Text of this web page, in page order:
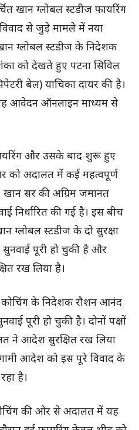
खान ग्लोबल स्टडीज फायरिंग
से जुड़े मामले में नया
ग्लोबल स्टडीज के निदेशक
को देखते हुए पटना सिविल
बेल) याचिका दायर की है।
आवेदन ऑनलाइन माध्यम से
और उसके बाद शुरू हुए
को अदालत में कई महत्वपूर्ण
सर की अग्रिम जमानत
निर्धारित की गई है। इस बीच
ग्लोबल स्टडीज के दो सुरक्षा
सुनवाई पूरी हो चुकी है और
रख लिया है।
कोचिंग के निदेशक रौशन आनंद
पूरी हो चुकी है। दोनों पक्षों
ने आदेश सुरक्षित रख लिया
आदेश को इस पूरे विवाद के
है।
की ओर से अदालत में यह